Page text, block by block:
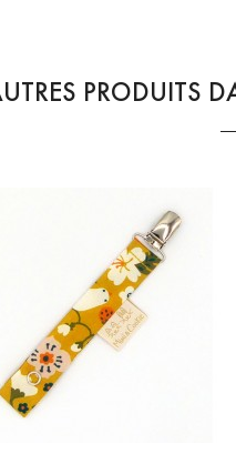
PRODUITS